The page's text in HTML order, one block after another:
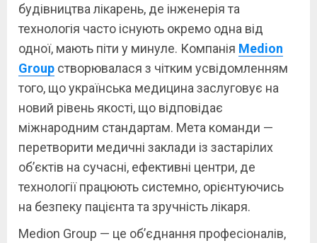
будівництва лікарень, де інженерія та
технологія часто існують окремо одна від
одної, мають піти у минуле. Компанія Medion
Group створювалася з чітким усвідомленням
того, що українська медицина заслуговує на
новий рівень якості, що відповідає
міжнародним стандартам. Мета команди —
перетворити медичні заклади із застарілих
об’єктів на сучасні, ефективні центри, де
технології працюють системно, орієнтуючись
на безпеку пацієнта та зручність лікаря.
Medion Group — це об’єднання професіоналів,